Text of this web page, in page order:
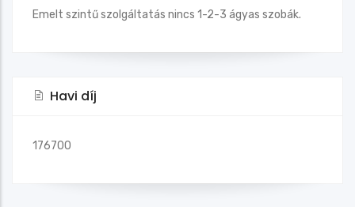
Emelt szintű szolgáltatás nincs 1-2-3 ágyas szobák.
Havi díj
176700